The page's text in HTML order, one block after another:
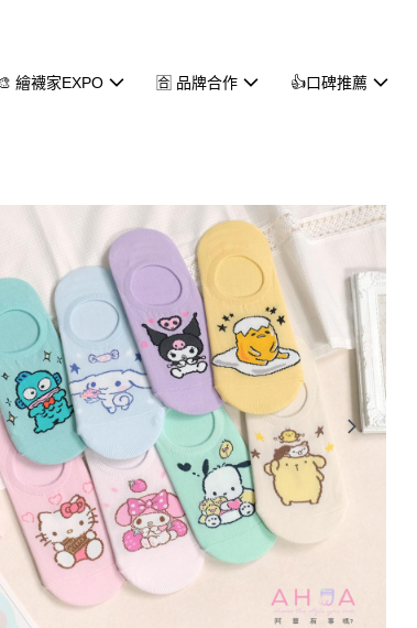
繪襪家EXPO 🈴 品牌合作 👍口碑推薦